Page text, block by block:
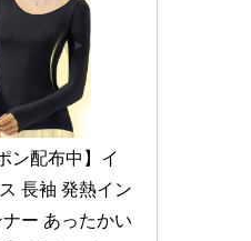
ン配布中】イ
長袖 発熱イン
ー あったかい